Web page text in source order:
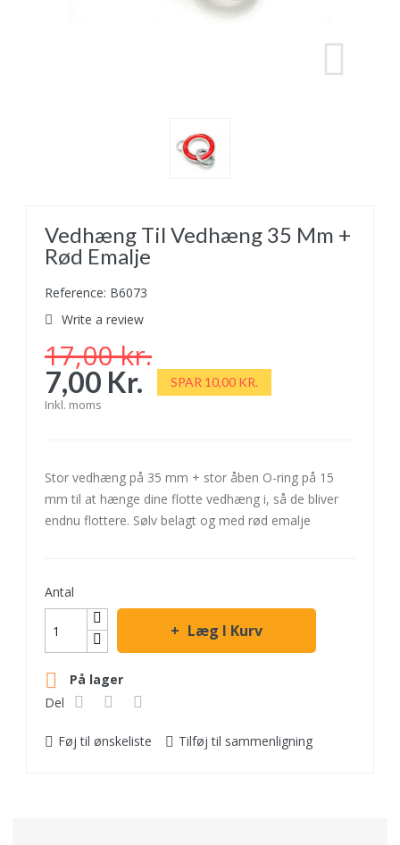
Vedhæng Til Vedhæng 35 Mm +
Rød Emalje
Reference: B6073
Write a review
17,00 kr.
7,00 Kr. SPAR 10,00 KR.
Inkl. moms
Stor vedhæng på 35 mm + stor åben O-ring på 15
mm til at hænge dine flotte vedhæng i, så de bliver
endnu flottere. Sølv belagt og med rød emalje
Antal
Læg I Kurv

På lager
Del
Føj til ønskeliste Tilføj til sammenligning